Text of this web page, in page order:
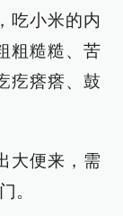
吃小米的内
粗糙糙、苦
疙瘩瘩、鼓
大便来，需
。